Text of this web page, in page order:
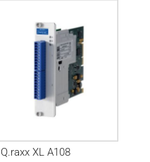
Q.raxx XL A108